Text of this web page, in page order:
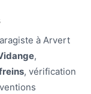
à Arvert
,
, vérification